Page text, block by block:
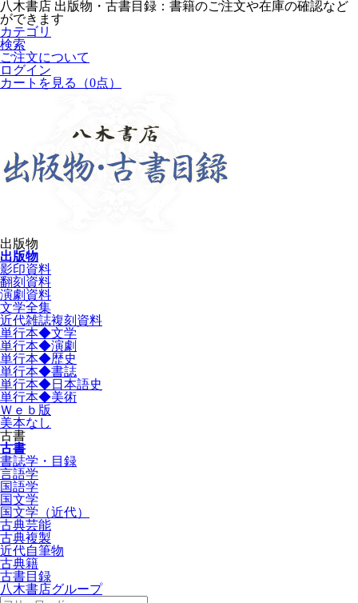
八木書店 出版物・古書目録：書籍のご注文や在庫の確認など
ができます
カテゴリ
検索
ご注文について
ログイン
カートを見る
（0点）
出版物
出版物
影印資料
翻刻資料
演劇資料
文学全集
近代雑誌複刻資料
単行本◆文学
単行本◆演劇
単行本◆歴史
単行本◆書誌
単行本◆日本語史
単行本◆美術
Ｗｅｂ版
美本なし
古書
古書
書誌学・目録
言語学
国語学
国文学
国文学（近代）
古典芸能
古典複製
近代自筆物
古典籍
古書目録
八木書店グループ